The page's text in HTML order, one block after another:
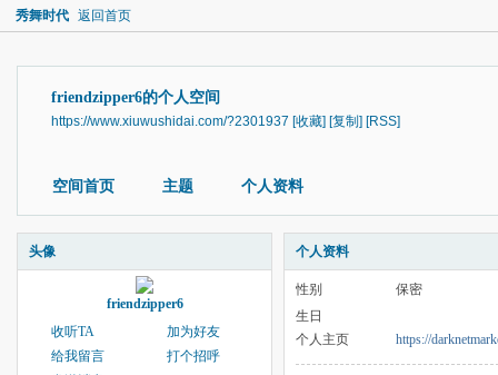
秀舞时代 返回首页
friendzipper6的个人空间
https://www.xiuwushidai.com/?2301937 [收藏] [复制] [RSS]
空间首页 主题 个人资料
头像
friendzipper6
收听TA
加为好友
给我留言
打个招呼
个人资料
性别
保密
生日
个人主页
https://